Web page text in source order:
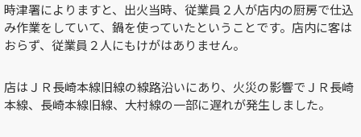
時津署によりますと、出火当時、従業員２人が店内の厨房で仕込
み作業をしていて、鍋を使っていたということです。店内に客は
おらず、従業員２人にもけがはありません。
店はＪＲ長崎本線旧線の線路沿いにあり、火災の影響でＪＲ長崎
本線、長崎本線旧線、大村線の一部に遅れが発生しました。